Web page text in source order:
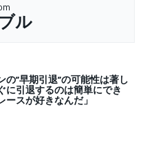
ル
の”早期引退”の可能性は著し
に引退するのは簡単にでき
ースが好きなんだ」